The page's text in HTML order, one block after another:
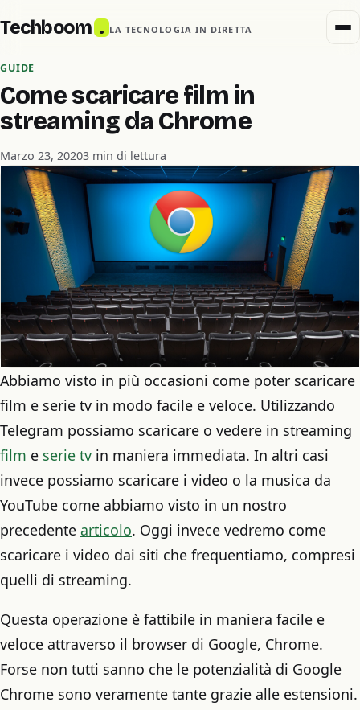
Techboom . LA TECNOLOGIA IN DIRETTA
GUIDE
Come scaricare film in
streaming da Chrome
Marzo 23, 20203 min di lettura
Abbiamo visto in più occasioni come poter scaricare
film e serie tv in modo facile e veloce. Utilizzando
Telegram possiamo scaricare o vedere in streaming
film e serie tv in maniera immediata. In altri casi
invece possiamo scaricare i video o la musica da
YouTube come abbiamo visto in un nostro
precedente articolo. Oggi invece vedremo come
scaricare i video dai siti che frequentiamo, compresi
quelli di streaming.
Questa operazione è fattibile in maniera facile e
veloce attraverso il browser di Google, Chrome.
Forse non tutti sanno che le potenzialità di Google
Chrome sono veramente tante grazie alle estensioni.